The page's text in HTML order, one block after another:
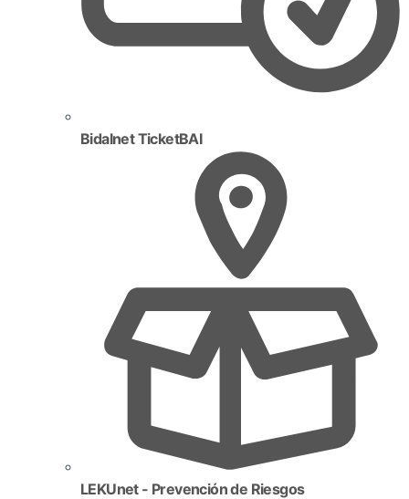
Bidalnet TicketBAI
LEKUnet - Prevención de Riesgos